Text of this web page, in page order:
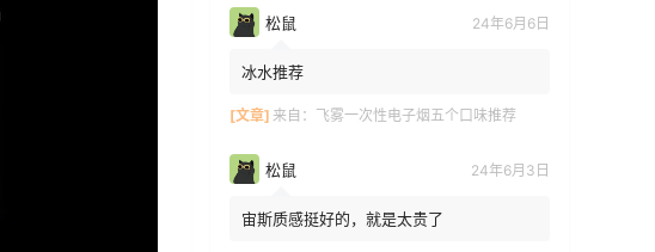
松鼠 24年6月6日
冰水推荐
[文章] 来自： 飞雾一次性电子烟五个口味推荐
松鼠 24年6月3日
宙斯质感挺好的，就是太贵了